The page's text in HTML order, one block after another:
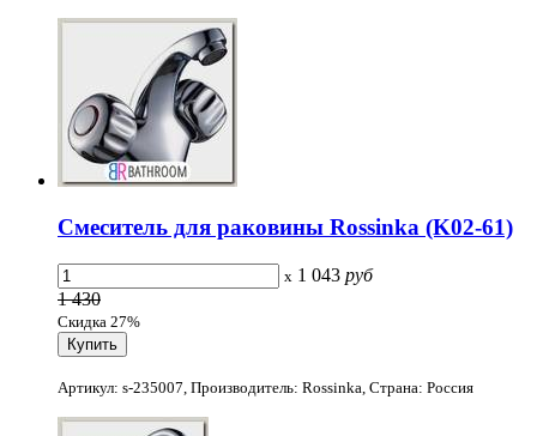
Смеситель для раковины Rossinka (K02-61)
x 1 043 руб
1 430
Скидка 27%
Артикул: s-235007, Производитель: Rossinka, Страна: Россия